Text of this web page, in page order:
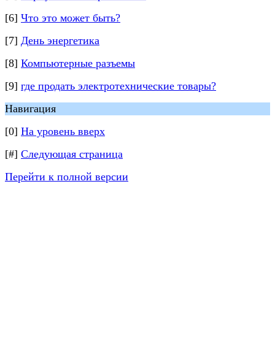
[6] Что это может быть?
[7] День энергетика
[8] Компьютерные разъемы
[9] где продать электротехнические товары?
Навигация
[0] На уровень вверх
[#] Следующая страница
Перейти к полной версии